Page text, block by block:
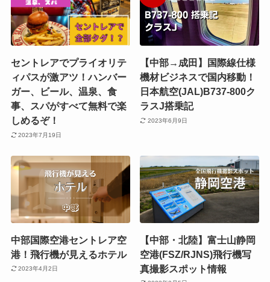
セントレアでプライオリテ
ィパスが激アツ！ハンバー
ガー、ビール、温泉、食
事、スパがすべて無料で楽
しめるぞ！
2023年7月19日
【中部→成田】国際線仕様
機材ビジネスで国内移動！
日本航空(JAL)B737-800ク
ラスJ搭乗記
2023年6月9日
中部国際空港セントレア空
港！飛行機が見えるホテル
2023年4月2日
【中部・北陸】富士山静岡
空港(FSZ/RJNS)飛行機写
真撮影スポット情報